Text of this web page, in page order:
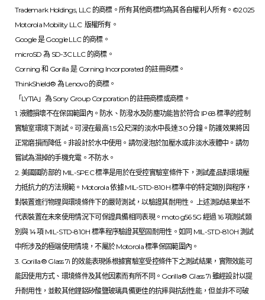
Trademark Holdings, LLC 的商標。所有其他商標均為其各自權利人所有。©2025
Motorola Mobility LLC 版權所有。
Google 是 Google LLC 的商標。
microSD 為 SD-3C LLC 的商標。
Corning 和 Gorilla 是 Corning Incorporated 的註冊商標。
ThinkShield® 為 Lenovo 的商標。
「LYTIA」為 Sony Group Corporation 的註冊商標或商標。
1. 液體損壞不在保固範圍內。防水、防潑水及防塵功能皆於符合 IP68 標準的控制
實驗室環境下測試。可浸在最高 1.5 公尺深的淡水中長達 30 分鐘。防護效果將因
正常磨損而降低。非設計於水中使用。請勿浸泡於加壓水或非淡水液體中。請勿
嘗試為濕掉的手機充電。不防水。
2. 美國國防部的 MIL-SPEC 標準是用於在受控實驗室條件下，測試產品對環境壓
力抵抗力的方法規範。Motorola 依據 MIL-STD-810H 標準中的特定類別與程序，
對裝置進行物理與環境條件下的嚴苛測試，以驗證其耐用性。 上述測試結果並不
代表裝置在未來使用情況下可保證具備相同表現。moto g56 5G 經過 16 項測試類
別與 14 項 MIL-STD-810H 標準程序驗證其堅固耐用性。如同 MIL-STD-810H 測試
中所涉及的極端使用情境，不屬於 Motorola 標準保固範圍內。
3. Gorilla® Glass 7i 的效能表現係根據實驗室受控條件下之測試結果，實際效能可
能因使用方式、環境條件及其他因素而有所不同。Gorilla® Glass 7i 雖經設計以提
升耐用性，並較其他鋰鋁矽酸鹽玻璃具備更佳的抗摔與抗刮性能，但並非不可破